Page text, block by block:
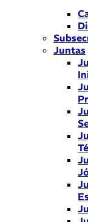
Juntas